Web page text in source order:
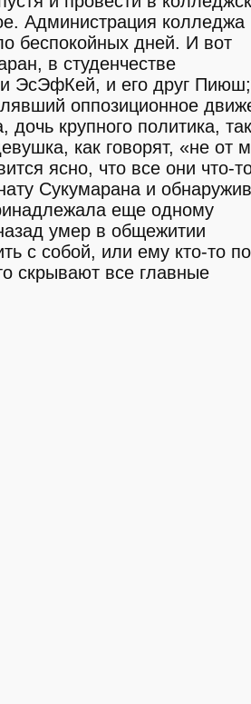
Администрация колледжа
беспокойных дней. И вот
в студенчестве
ЭсЭфКей, и его друг
оппозиционное
крупного политика,
как говорят, «не от
ясно, что все они что-
Сукумарана и
еще одному
умер в общежитии
с собой, или ему кто-то
скрывают все главные